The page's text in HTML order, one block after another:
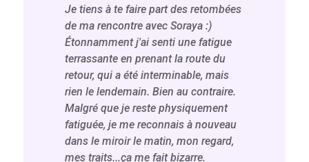
Je tiens à te faire part des retombées
de ma rencontre avec Soraya :)
Étonnamment j'ai senti une fatigue
terrassante en prenant la route du
retour, qui a été interminable, mais
rien le lendemain. Bien au contraire.
Malgré que je reste physiquement
fatiguée, je me reconnais à nouveau
dans le miroir le matin, mon regard,
mes traits...ça me fait bizarre.